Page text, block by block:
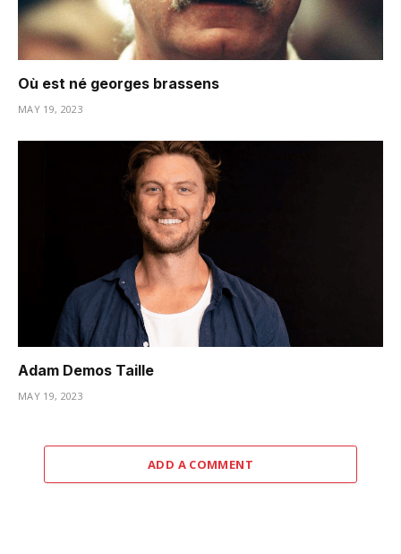
Où est né georges brassens
MAY 19, 2023
Adam Demos Taille
MAY 19, 2023
ADD A COMMENT